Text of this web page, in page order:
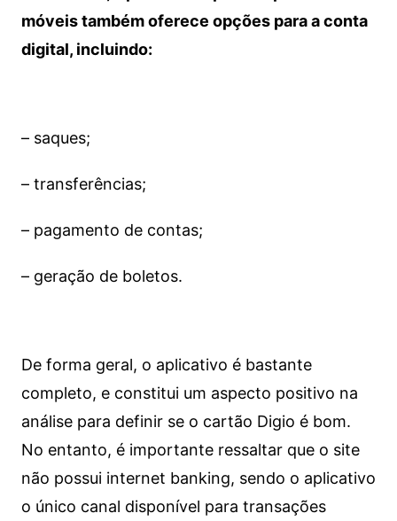
móveis também oferece opções para a conta
digital, incluindo:
– saques;
– transferências;
– pagamento de contas;
– geração de boletos.
De forma geral, o aplicativo é bastante
completo, e constitui um aspecto positivo na
análise para definir se o cartão Digio é bom.
No entanto, é importante ressaltar que o site
não possui internet banking, sendo o aplicativo
o único canal disponível para transações